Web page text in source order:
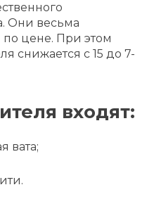
Они весьма
цене. При этом
снижается с 15 до 7-
входят:
вата;